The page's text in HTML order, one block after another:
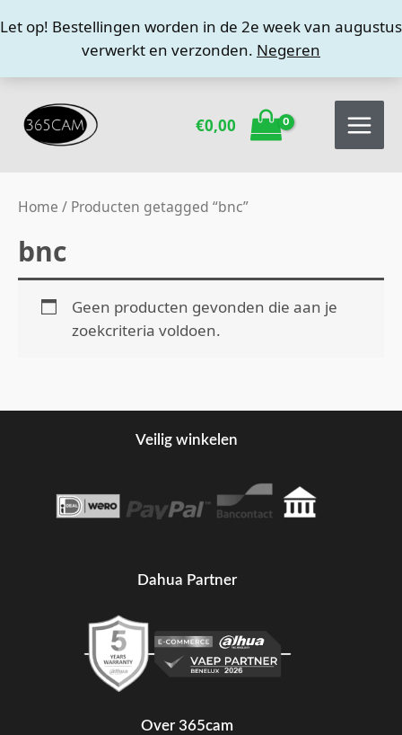
Let op! Bestellingen worden in de 2e week van augustus
verwerkt en verzonden. Negeren
naar
inhoud
€0,00
Home / Producten getagged “bnc”
bnc
Geen producten gevonden die aan je
zoekcriteria voldoen.
Veilig winkelen
Dahua Partner
Over 365cam